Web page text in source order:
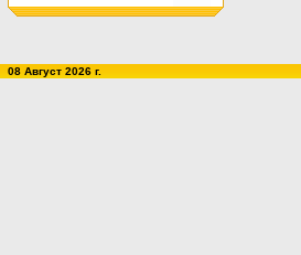
08 Август 2026 г.